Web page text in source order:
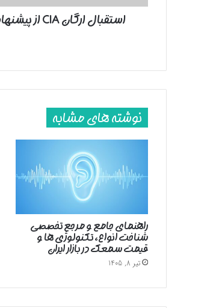
استقبال ارگان CIA از پیشنهاد صالحی
نوشته های مشابه
راهنمای جامع و مرجع تخصصی
شناخت انواع، تکنولوژی ها و
قیمت سمعک در بازار ایران
تیر 8, 1405